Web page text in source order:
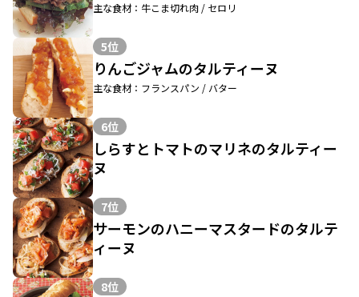
主な食材：牛こま切れ肉 / セロリ
5位
りんごジャムのタルティーヌ
主な食材：フランスパン / バター
6位
しらすとトマトのマリネのタルティー
ヌ
7位
サーモンのハニーマスタードのタルテ
ィーヌ
8位